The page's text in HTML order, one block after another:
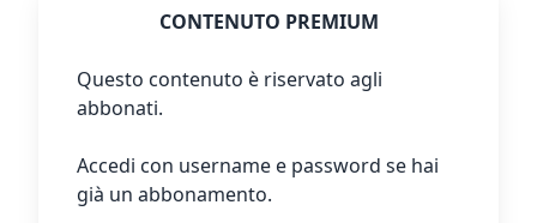
CONTENUTO PREMIUM
Questo contenuto è riservato agli
abbonati.
Accedi con username e password se hai
già un abbonamento.